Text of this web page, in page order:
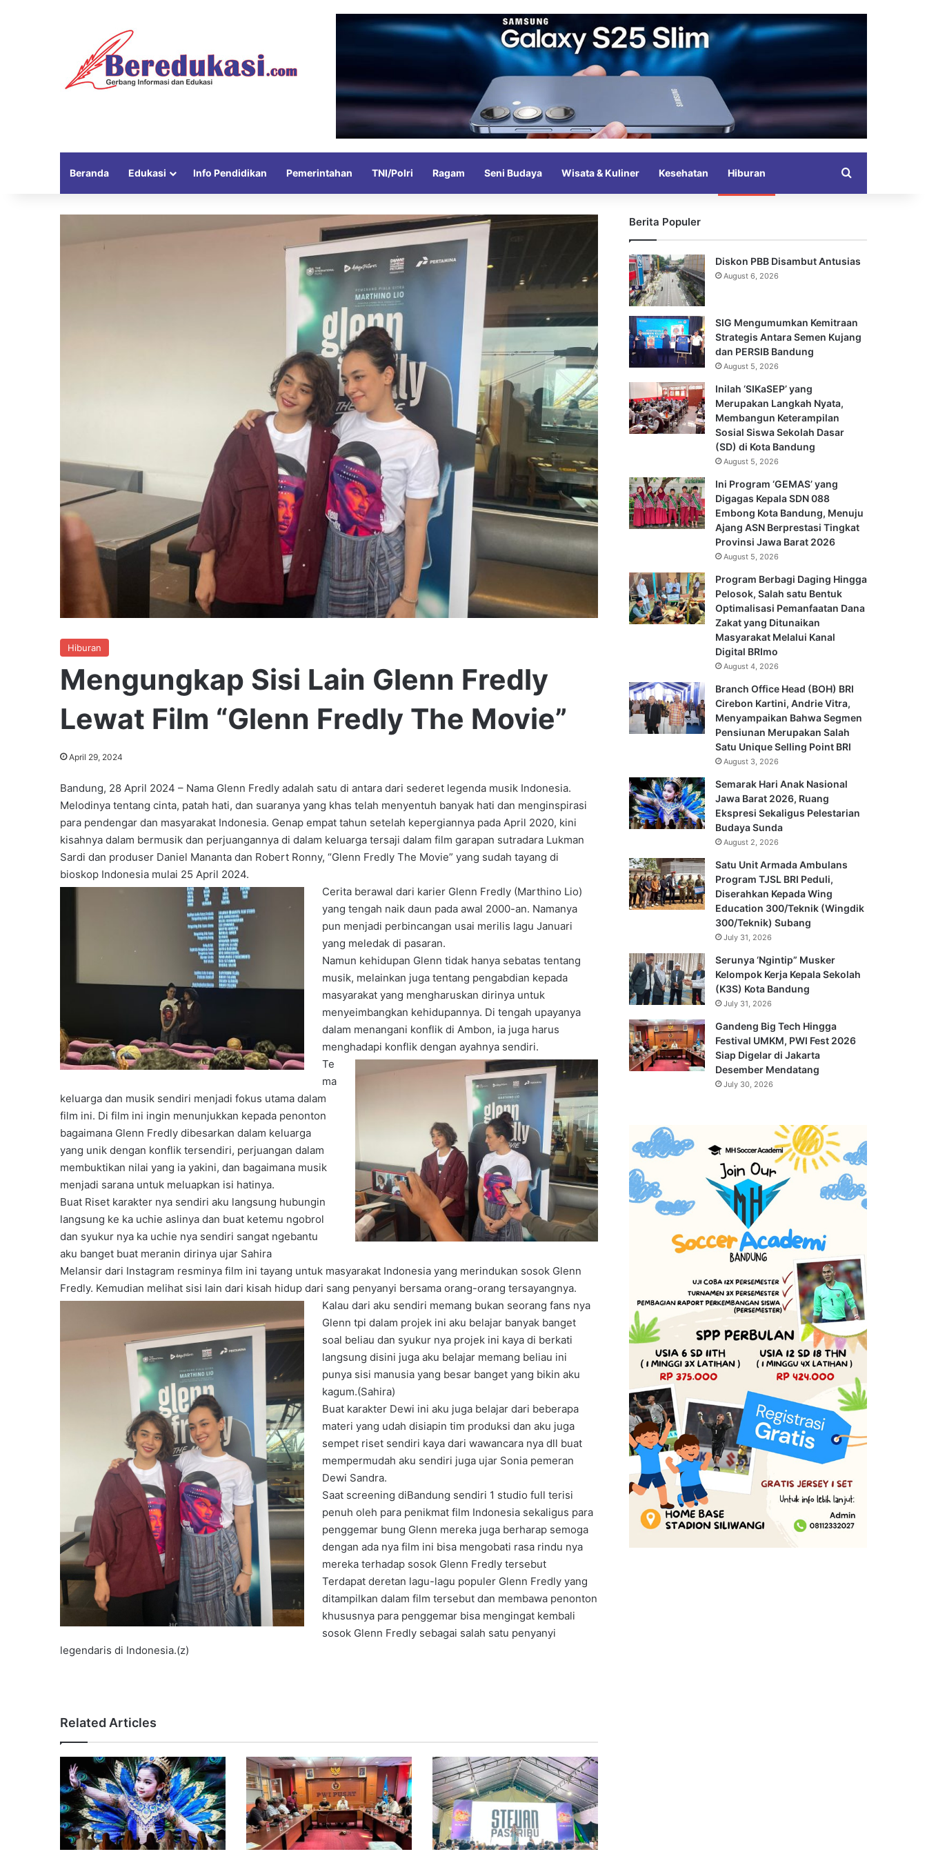
Beranda Edukasi Info Pendidikan Pemerintahan TNI/Polri Ragam Seni Budaya Wisata & Kuliner Kesehatan Hiburan
Hiburan
Mengungkap Sisi Lain Glenn Fredly
Lewat Film “Glenn Fredly The Movie”
April 29, 2024
Bandung, 28 April 2024 – Nama Glenn Fredly adalah satu di antara dari sederet legenda musik Indonesia.
Melodinya tentang cinta, patah hati, dan suaranya yang khas telah menyentuh banyak hati dan menginspirasi
para pendengar dan masyarakat Indonesia. Genap empat tahun setelah kepergiannya pada April 2020, kini
kisahnya dalam bermusik dan perjuangannya di dalam keluarga tersaji dalam film garapan sutradara Lukman
Sardi dan produser Daniel Mananta dan Robert Ronny, “Glenn Fredly The Movie” yang sudah tayang di
bioskop Indonesia mulai 25 April 2024.
Cerita berawal dari karier Glenn Fredly (Marthino Lio)
yang tengah naik daun pada awal 2000-an. Namanya
pun menjadi perbincangan usai merilis lagu Januari
yang meledak di pasaran.
Namun kehidupan Glenn tidak hanya sebatas tentang
musik, melainkan juga tentang pengabdian kepada
masyarakat yang mengharuskan dirinya untuk
menyeimbangkan kehidupannya. Di tengah upayanya
dalam menangani konflik di Ambon, ia juga harus
menghadapi konflik dengan ayahnya sendiri.
Te
ma
keluarga dan musik sendiri menjadi fokus utama dalam
film ini. Di film ini ingin menunjukkan kepada penonton
bagaimana Glenn Fredly dibesarkan dalam keluarga
yang unik dengan konflik tersendiri, perjuangan dalam
membuktikan nilai yang ia yakini, dan bagaimana musik
menjadi sarana untuk meluapkan isi hatinya.
Buat Riset karakter nya sendiri aku langsung hubungin
langsung ke ka uchie aslinya dan buat ketemu ngobrol
dan syukur nya ka uchie nya sendiri sangat ngebantu
aku banget buat meranin dirinya ujar Sahira
Melansir dari Instagram resminya film ini tayang untuk masyarakat Indonesia yang merindukan sosok Glenn
Fredly. Kemudian melihat sisi lain dari kisah hidup dari sang penyanyi bersama orang-orang tersayangnya.
Kalau dari aku sendiri memang bukan seorang fans nya
Glenn tpi dalam projek ini aku belajar banyak banget
soal beliau dan syukur nya projek ini kaya di berkati
langsung disini juga aku belajar memang beliau ini
punya sisi manusia yang besar banget yang bikin aku
kagum.(Sahira)
Buat karakter Dewi ini aku juga belajar dari beberapa
materi yang udah disiapin tim produksi dan aku juga
sempet riset sendiri kaya dari wawancara nya dll buat
mempermudah aku sendiri juga ujar Sonia pemeran
Dewi Sandra.
Saat screening diBandung sendiri 1 studio full terisi
penuh oleh para penikmat film Indonesia sekaligus para
penggemar bung Glenn mereka juga berharap semoga
dengan ada nya film ini bisa mengobati rasa rindu nya
mereka terhadap sosok Glenn Fredly tersebut
Terdapat deretan lagu-lagu populer Glenn Fredly yang
ditampilkan dalam film tersebut dan membawa penonton
khususnya para penggemar bisa mengingat kembali
sosok Glenn Fredly sebagai salah satu penyanyi
legendaris di Indonesia.(z)
Related Articles
Berita Populer
Diskon PBB Disambut Antusias
August 6, 2026
SIG Mengumumkan Kemitraan
Strategis Antara Semen Kujang
dan PERSIB Bandung
August 5, 2026
Inilah ‘SIKaSEP’ yang
Merupakan Langkah Nyata,
Membangun Keterampilan
Sosial Siswa Sekolah Dasar
(SD) di Kota Bandung
August 5, 2026
Ini Program ‘GEMAS’ yang
Digagas Kepala SDN 088
Embong Kota Bandung, Menuju
Ajang ASN Berprestasi Tingkat
Provinsi Jawa Barat 2026
August 5, 2026
Program Berbagi Daging Hingga
Pelosok, Salah satu Bentuk
Optimalisasi Pemanfaatan Dana
Zakat yang Ditunaikan
Masyarakat Melalui Kanal
Digital BRImo
August 4, 2026
Branch Office Head (BOH) BRI
Cirebon Kartini, Andrie Vitra,
Menyampaikan Bahwa Segmen
Pensiunan Merupakan Salah
Satu Unique Selling Point BRI
August 3, 2026
Semarak Hari Anak Nasional
Jawa Barat 2026, Ruang
Ekspresi Sekaligus Pelestarian
Budaya Sunda
August 2, 2026
Satu Unit Armada Ambulans
Program TJSL BRI Peduli,
Diserahkan Kepada Wing
Education 300/Teknik (Wingdik
300/Teknik) Subang
July 31, 2026
Serunya ‘Ngintip” Musker
Kelompok Kerja Kepala Sekolah
(K3S) Kota Bandung
July 31, 2026
Gandeng Big Tech Hingga
Festival UMKM, PWI Fest 2026
Siap Digelar di Jakarta
Desember Mendatang
July 30, 2026